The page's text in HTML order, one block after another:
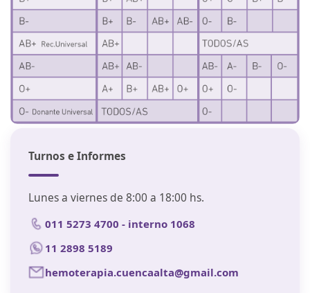
Turnos e Informes
Lunes a viernes de 8:00 a 18:00 hs.
011 5273 4700 - interno 1068
11 2898 5189
hemoterapia.cuencaalta@gmail.com